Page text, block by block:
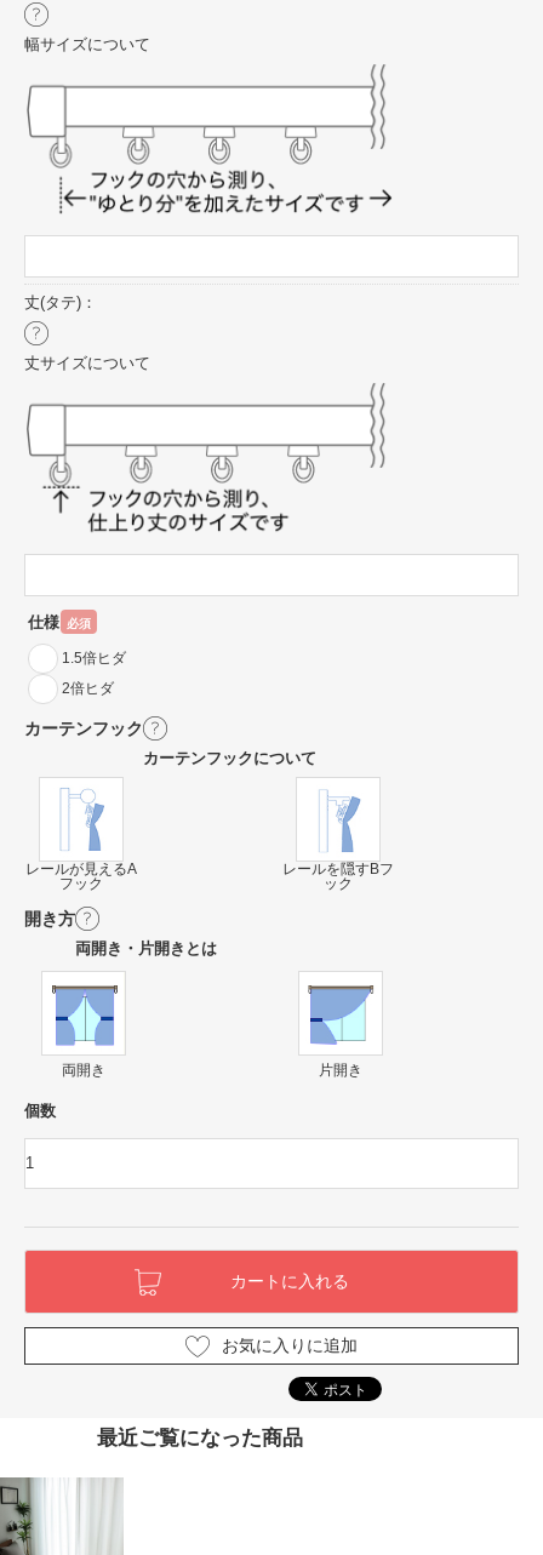
幅サイズについて
丈(タテ)：
丈サイズについて
仕様 必須
1.5倍ヒダ
2倍ヒダ
カーテンフック
カーテンフックについて
レールが見えるA
フック
レールを隠すBフ
ック
開き方
両開き・片開きとは
両開き 片開き
個数
お気に入りに追加
最近ご覧になった商品